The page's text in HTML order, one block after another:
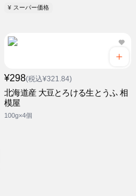
¥ スーパー価格
¥298(税込¥321.84)
北海道産 大豆とろける生とうふ 相
模屋
100g×4個